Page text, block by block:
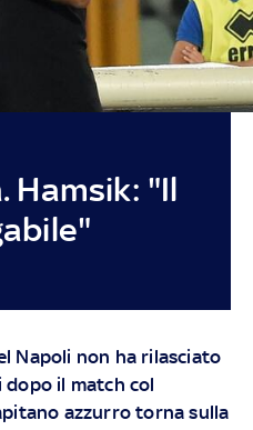
Hamsik: "Il
Napoli non ha rilasciato
il match col
azzurro torna sulla